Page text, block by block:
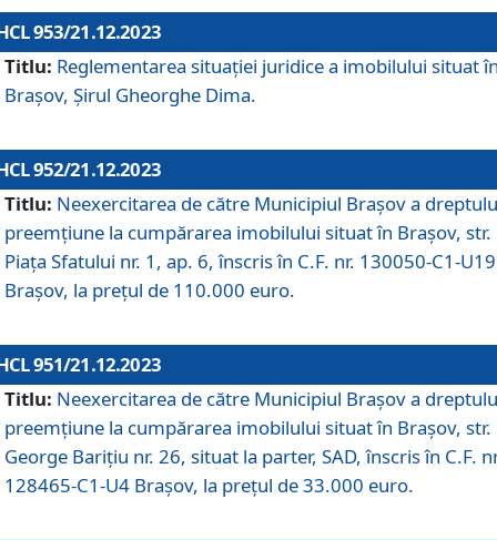
953/21.12.2023
Titlu: Reglementarea situației juridice a imobilului situat
Brașov, Șirul Gheorghe Dima.
952/21.12.2023
Titlu: Neexercitarea de către Municipiul Brașov a
preemțiune la cumpărarea imobilului situat în Brașov, str.
Piața Sfatului nr. 1, ap. 6, înscris în C.F. nr. 130050-C1-U19
Brașov, la prețul de 110.000 euro.
951/21.12.2023
Titlu: Neexercitarea de către Municipiul Brașov a
preemțiune la cumpărarea imobilului situat în Brașov, str.
George Barițiu nr. 26, situat la parter, SAD, înscris în C.F.
128465-C1-U4 Brașov, la prețul de 33.000 euro.